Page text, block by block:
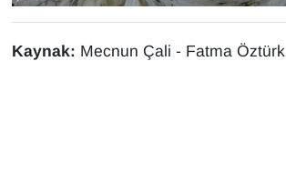
Kaynak: Mecnun Çali - Fatma Öztürk